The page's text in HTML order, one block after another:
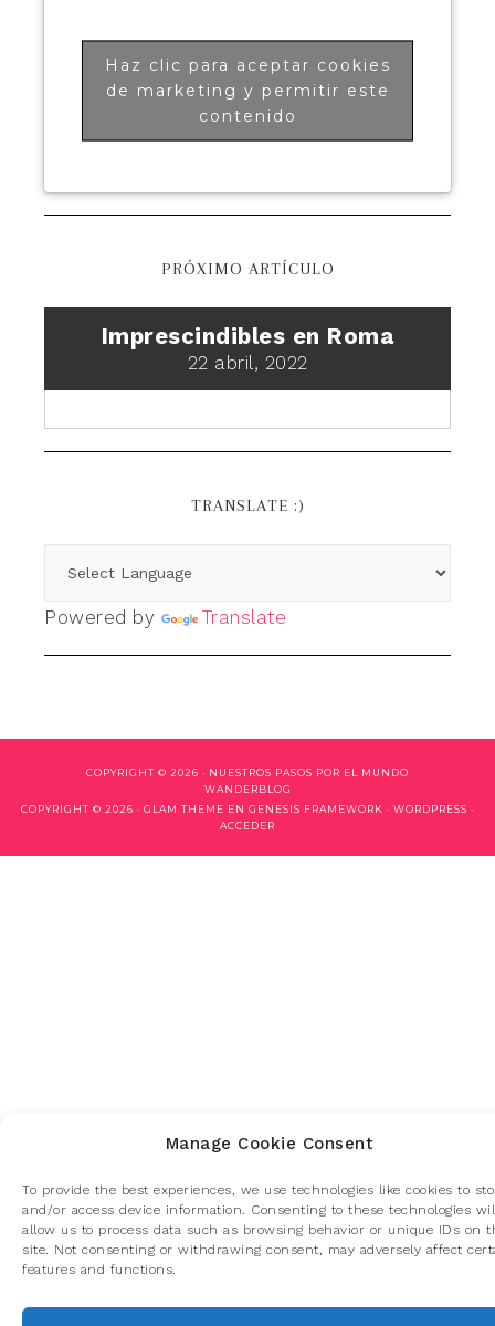
Manage Cookie Consent
To provide the best experiences, we use technologies like cookies to
and/or access device information. Consenting to these technologies
allow us to process data such as browsing behavior or unique IDs on
site. Not consenting or withdrawing consent, may adversely affect
features and functions.
Haz clic para aceptar cookies
de marketing y permitir este
contenido
PRÓXIMO ARTÍCULO
Imprescindibles en Roma
22 abril, 2022
TRANSLATE :)
Powered by Translate
COPYRIGHT © 2026 · NUESTROS PASOS POR EL MUNDO
WANDERBLOG
COPYRIGHT © 2026 · GLAM THEME EN GENESIS FRAMEWORK · WORDPRESS ·
ACCEDER